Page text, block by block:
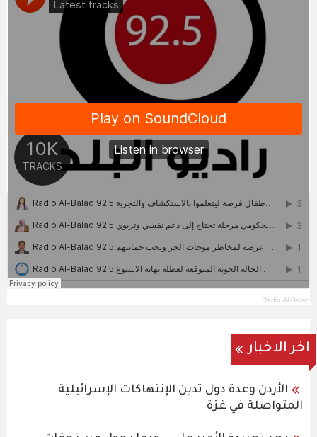
Radio Al-Balad
اخر الاخبار
الأردن وعدة دول تدين الإنتهاكات الإسرائيلية
المتواصلة في غزة